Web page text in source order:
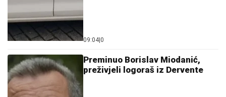
09:04|0
Preminuo Borislav Miodanić,
preživjeli logoraš iz Dervente